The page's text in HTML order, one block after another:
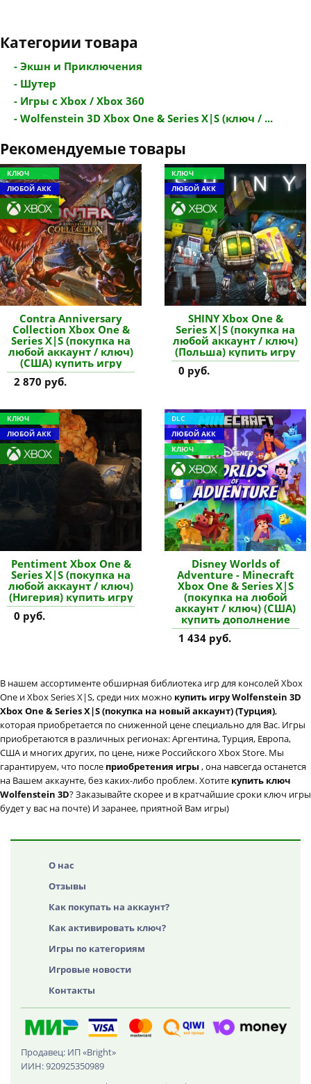
Категории товара
- Экшн и Приключения
- Шутер
- Игры с Xbox / Xbox 360
- Wolfenstein 3D Xbox One & Series X|S (ключ / ...
Рекомендуемые товары
КЛЮЧ
ЛЮБОЙ АКК
Contra Anniversary
Collection Xbox One &
Series X|S (покупка на
любой аккаунт / ключ)
(США) купить игру
2 870 руб.
КЛЮЧ
ЛЮБОЙ АКК
SHINY Xbox One &
Series X|S (покупка на
любой аккаунт / ключ)
(Польша) купить игру
0 руб.
КЛЮЧ
ЛЮБОЙ АКК
Pentiment Xbox One &
Series X|S (покупка на
любой аккаунт / ключ)
(Нигерия) купить игру
0 руб.
DLC
ЛЮБОЙ АКК
КЛЮЧ
Disney Worlds of
Adventure - Minecraft
Xbox One & Series X|S
(покупка на любой
аккаунт / ключ) (США)
купить дополнение
1 434 руб.
В нашем ассортименте обширная библиотека игр для консолей Xbox
One и Xbox Series X|S, среди них можно купить игру Wolfenstein 3D
Xbox One & Series X|S (покупка на новый аккаунт) (Турция),
которая приобретается по сниженной цене специально для Вас. Игры
приобретаются в различных регионах: Аргентина, Турция, Европа,
США и многих других, по цене, ниже Российского Xbox Store. Мы
гарантируем, что после приобретения игры , она навсегда останется
на Вашем аккаунте, без каких-либо проблем. Хотите купить ключ
Wolfenstein 3D? Заказывайте скорее и в кратчайшие сроки ключ игры
будет у вас на почте) И заранее, приятной Вам игры)
О нас
Отзывы
Как покупать на аккаунт?
Как активировать ключ?
Игры по категориям
Игровые новости
Контакты
Продавец: ИП «Bright»
ИИН: 920925350989